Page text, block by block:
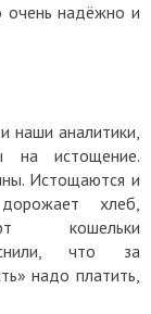
очень надёжно и
наши аналитики,
истощение.
Истощаются и
хлеб,
кошельки
что за
надо платить,